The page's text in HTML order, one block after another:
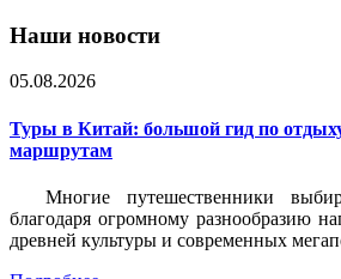
Наши новости
05.08.2026
Туры в Китай: большой гид по
маршрутам
Многие путешественники
благодаря огромному разнообразию
древней культуры и современных